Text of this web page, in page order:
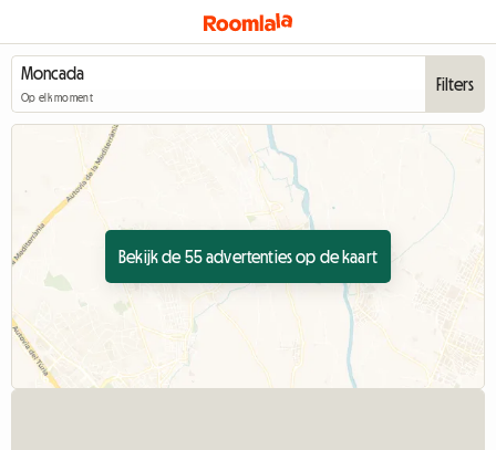
Op elk moment
Filters
Bekijk de 55 advertenties op de kaart